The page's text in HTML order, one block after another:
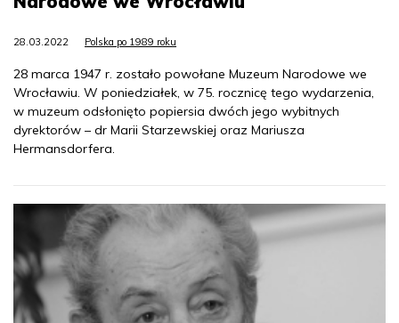
28.03.2022 Polska po 1989 roku
28 marca 1947 r. zostało powołane Muzeum Narodowe we
Wrocławiu. W poniedziałek, w 75. rocznicę tego wydarzenia,
w muzeum odsłonięto popiersia dwóch jego wybitnych
dyrektorów – dr Marii Starzewskiej oraz Mariusza
Hermansdorfera.